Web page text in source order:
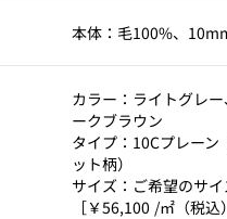
本体：毛100%、
カラー：ライトグレ
ークブラウン
タイプ：10Cプレー
ット柄）
サイズ：ご希望のサ
［￥56,100 /㎡（税込